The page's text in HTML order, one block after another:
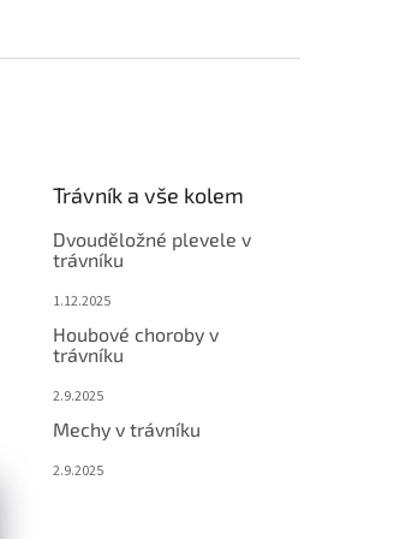
Trávník a vše kolem
Dvouděložné plevele v
trávníku
1.12.2025
Houbové choroby v
trávníku
2.9.2025
Mechy v trávníku
2.9.2025